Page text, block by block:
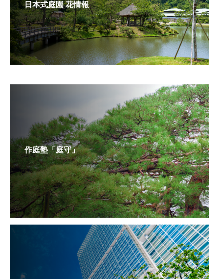
日本式庭園 花情報
作庭塾「庭守」